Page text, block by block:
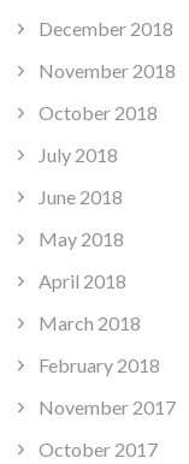
December 2018
November 2018
October 2018
July 2018
June 2018
May 2018
April 2018
March 2018
February 2018
November 2017
October 2017